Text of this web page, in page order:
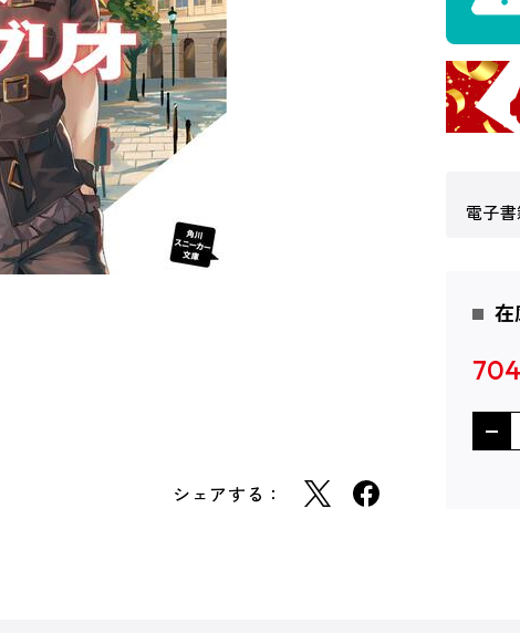
シェアする：
電子
在
704